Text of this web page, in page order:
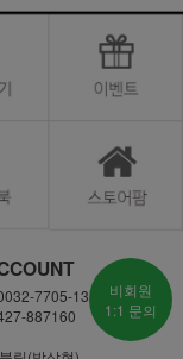
7705-13
887160
비회원
1:1 문의